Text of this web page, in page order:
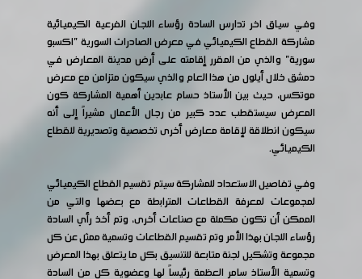
وفي سياق اخر تدارس السادة رؤساء اللجان الفرعية الكيميائية
مشاركة القطاع الكيميائي في معرض الصادرات السورية "اكسبو
سورية" والذي من المقرر إقامته على أرض مدينة المعارض في
دمشق خلال أيلول من هذا العام والذي سيكون متزامن مع معرض
موتكس، حيث بين الأستاذ حسام عابدين أهمية المشاركة كون
المعرض سيستقطب عدد كبير من رجال الأعمال مشيراً إلى أنه
سيكون انطلاقة لإقامة معارض أخرى تخصصية وتصديرية للقطاع
الكيميائي.
وفي تفاصيل الاستعداد للمشاركة سيتم تقسيم القطاع الكيميائي
لمجموعات لمعرفة القطاعات المترابطة مع بعضها والتي من
الممكن أن تكون مكملة مع صناعات أخرى، وتم أخذ رأي السادة
رؤساء اللجان بهذا الأمر وتم تقسيم القطاعات وتسمية ممثل عن كل
مجموعة وتشكيل لجنة متابعة للتنسيق بكل ما يتعلق بهذا المعرض
وتسمية الأستاذ سامر العظمة رئيساً لها وعضوية كل من السادة